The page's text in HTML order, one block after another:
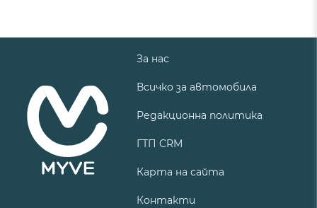
За нас
Всичко за автомобила
Редакционна политика
ГТП CRM
Карта на сайта
Контакти